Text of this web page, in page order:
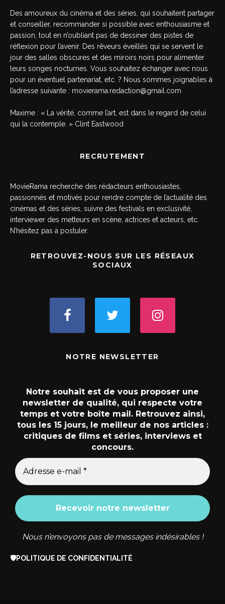
Des amoureux du cinéma et des séries, qui souhaitent partager
et conseiller, recommander si possible avec enthousiasme et
passion, tout en n’oubliant pas de dessiner des pistes de
réflexion pour l’avenir. Des rêveurs éveillés qui se servent le
jour des salles obscures et des miroirs noirs pour alimenter
leurs songes nocturnes. Vous souhaitez échanger avec nous
pour un éventuel partenariat, etc. ? Nous sommes joignables à
l’adresse suivante : movierama.redaction@gmail.com
Maxime : « La vérité, comme l’art, est dans le regard de celui
qui la contemple. » Clint Eastwood
RECRUTEMENT
MovieRama recherche des rédacteurs enthousiastes,
passionnés et motivés pour rendre compte de l’actualité des
cinémas et des séries, suivre des festivals en exclusivité,
interviewer des metteurs en scène, actrices et acteurs, etc.
N’hésitez pas à postuler.
RETROUVEZ-NOUS SUR LES RÉSEAUX
SOCIAUX
NOTRE NEWSLETTER
Notre souhait est de vous proposer une
newsletter de qualité, qui respecte votre
temps et votre boîte mail. Retrouvez ainsi,
tous les 15 jours, le meilleur de nos articles :
critiques de films et séries, interviews et
concours.
Nous n’envoyons pas de messages indésirables !
🛡️POLITIQUE DE CONFIDENTIALITÉ